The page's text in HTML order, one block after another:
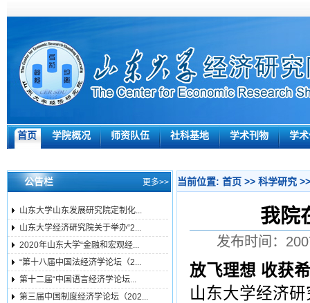
首页 学院概况 师资队伍 社科基地 学术刊物 学
公告栏 更多>>
山东大学山东发展研究院定制化...
山东大学经济研究院关于举办“2...
2020年山东大学“金融和宏观经...
“第十八届中国法经济学论坛（2...
第十二届“中国语言经济学论坛...
第三届中国制度经济学论坛（202...
当前位置: 首页 >> 科学研究
我院
发布时间：
放飞理想 收获
山东大学经济